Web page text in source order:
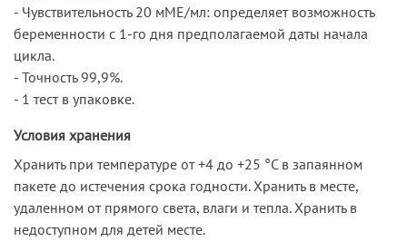
- Чувствительность 20 мМЕ/мл: определяет возможность
беременности с 1-го дня предполагаемой даты начала
цикла.
- Точность 99,9%.
- 1 тест в упаковке.
Условия хранения
Хранить при температуре от +4 до +25 °C в запаянном
пакете до истечения срока годности. Хранить в месте,
удаленном от прямого света, влаги и тепла. Хранить в
недоступном для детей месте.